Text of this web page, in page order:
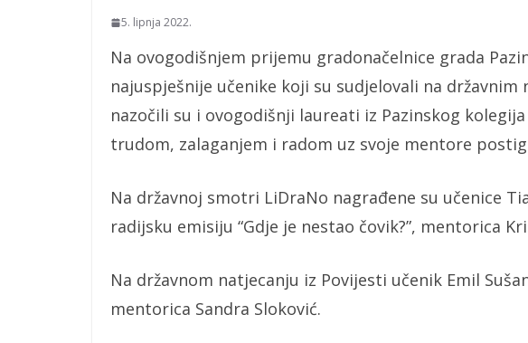
5. lipnja 2022.
Na ovogodišnjem prijemu gradonačelnice grada
najuspješnije učenike koji su sudjelovali na
nazočili su i ovogodišnji laureati iz Pazinskog
trudom, zalaganjem i radom uz svoje mentore
Na državnoj smotri LiDraNo nagrađene su učenice
radijsku emisiju “Gdje je nestao čovik?”, mentorica
Na državnom natjecanju iz Povijesti učenik Emil
mentorica Sandra Sloković.